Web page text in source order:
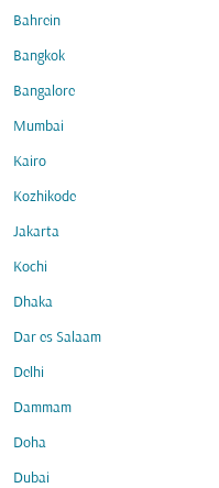
Bahrein
Bangkok
Bangalore
Mumbai
Kairo
Kozhikode
Jakarta
Kochi
Dhaka
Dar es Salaam
Delhi
Dammam
Doha
Dubai